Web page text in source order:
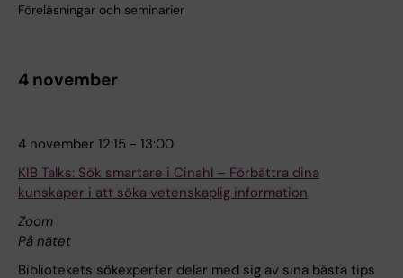
Föreläsningar och seminarier
4 november
4 november 12:15 - 13:00
KIB Talks: Sök smartare i Cinahl – Förbättra dina
kunskaper i att söka vetenskaplig information
Zoom
På nätet
Bibliotekets sökexperter delar med sig av sina bästa tips